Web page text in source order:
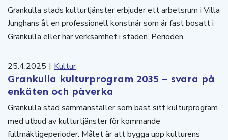
Grankulla stads kulturtjänster erbjuder ett arbetsrum i Villa
Junghans åt en professionell konstnär som är fast bosatt i
Grankulla eller har verksamhet i staden. Perioden…
25.4.2025 | Kultur
Grankulla kulturprogram 2035 – svara på
enkäten och påverka
Grankulla stad sammanställer som bäst sitt kulturprogram
med utbud av kulturtjänster för kommande
fullmäktigeperioder. Målet är att bygga upp kulturens